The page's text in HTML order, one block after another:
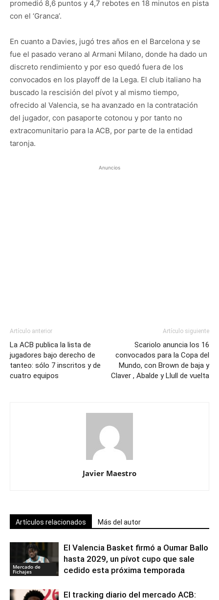
promedió 8,6 puntos y 4,7 rebotes en 18 minutos en pista
con el ‘Granca’.
En cuanto a Davies, jugó tres años en el Barcelona y se
fue el pasado verano al Armani Milano, donde ha dado un
discreto rendimiento y por eso quedó fuera de los
convocados en los playoff de la Lega. El club italiano ha
buscado la rescisión del pívot y al mismo tiempo,
ofrecido al Valencia, se ha avanzado en la contratación
del jugador, con pasaporte cotonou y por tanto no
extracomunitario para la ACB, por parte de la entidad
taronja.
Anuncios
Artículo anterior
La ACB publica la lista de
jugadores bajo derecho de
tanteo: sólo 7 inscritos y de
cuatro equipos
Artículo siguiente
Scariolo anuncia los 16
convocados para la Copa del
Mundo, con Brown de baja y
Claver , Abalde y Llull de vuelta
Javier Maestro
Artículos relacionados Más del autor
Mercado de
Fichajes
El Valencia Basket firmó a Oumar Ballo
hasta 2029, un pívot cupo que sale
cedido esta próxima temporada
El tracking diario del mercado ACB: